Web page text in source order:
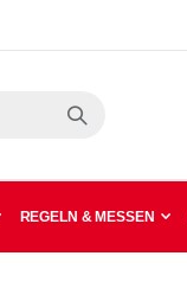
REGELN & MESSEN